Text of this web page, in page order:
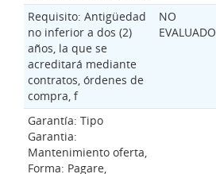
Requisito: Antigüedad
no inferior a dos (2)
años, la que se
acreditará mediante
contratos, órdenes de
compra, f
NO
EVALUADO
Garantía: Tipo
Garantia:
Mantenimiento oferta,
Forma: Pagare,